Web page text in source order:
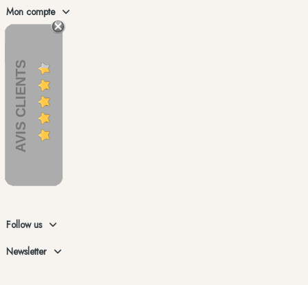
Mon compte
AVIS CLIENTS
Follow us
Newsletter